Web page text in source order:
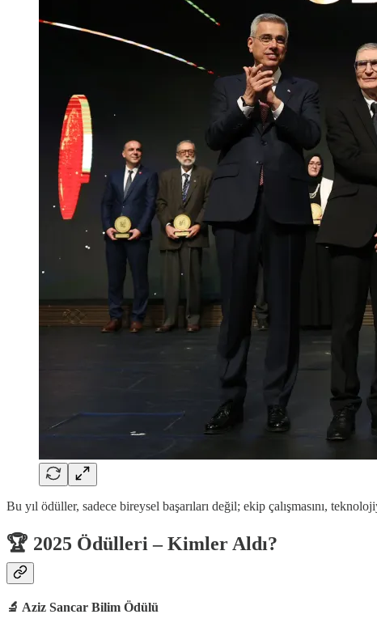
Bu yıl ödüller, sadece bireysel başarıları değil; ekip çalışmasını,
🏆 2025 Ödülleri – Kimler Aldı?
🔬 Aziz Sancar Bilim Ödülü